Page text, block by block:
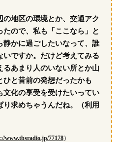
地区の環境とか、交通アク
たので、私も「ここなら」と
静かに過ごしたいなって、誰
いですか。だけど考えてみる
るあまり人のいない所とか山
ひと昔前の発想だったかも
文化の享受を受けたいってい
り求めちゃうんだね。（利用
www.tbsradio.jp/77178）